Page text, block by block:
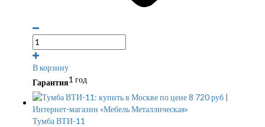
В корзину
Гарантия1 год
Тумба ВТИ-11